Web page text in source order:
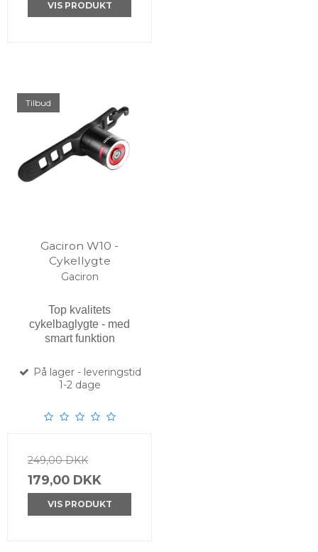
VIS PRODUKT
Tilbud
Gaciron W10 -
Cykellygte
Gaciron
Top kvalitets
cykelbaglygte - med
smart funktion
På lager - leveringstid
1-2 dage
249,00 DKK
179,00 DKK
VIS PRODUKT